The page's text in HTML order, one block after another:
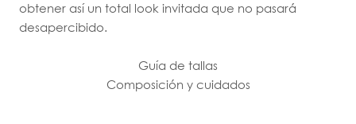
obtener así un total look invitada que no pasará
desapercibido.
Guía de tallas
Composición y cuidados